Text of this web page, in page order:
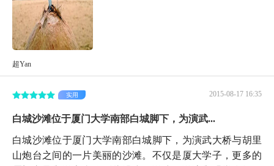
超Yan
2015-08-17 16:35
实用
白城沙滩位于厦门大学南部白城脚下，为演武...
白城沙滩位于厦门大学南部白城脚下，为演武大桥与胡里
山炮台之间的一片美丽的沙滩。不仅是厦大学子，更多的